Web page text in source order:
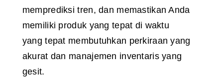
memprediksi tren, dan memastikan Anda
memiliki produk yang tepat di waktu
yang tepat membutuhkan perkiraan yang
akurat dan manajemen inventaris yang
gesit.